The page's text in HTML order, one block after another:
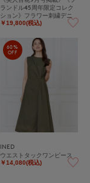
ランドル45周年限定コレク
ション》フラワー刺繍デニ
ムワンピース《M Maglie le
ムワンピ
￥19,800(税込)
60%
OFF
INED
ウエストタックワンピース
￥14,080(税込)